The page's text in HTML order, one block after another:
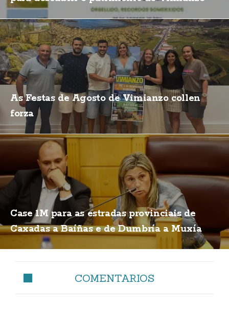
As Festas de Agosto de Vimianzo collen
forza
Case 1M para as estradas provinciais de
Caxadas a Baíñas e de Dumbría a Muxía
COMENTARIOS